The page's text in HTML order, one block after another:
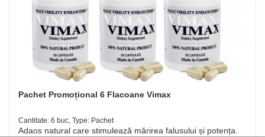
Pachet Promoțional 6 Flacoane Vimax
Cantitate: 6 buc, Type: Pachet
Adaos natural care stimulează mărirea falusului și potența.